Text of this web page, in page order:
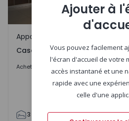
Casal de São Brás, Amadora
Appartement
Casal de São Brás, Amadora
Acheter 369.000 €
3 2 85 90
Ajouter à
Vous pouvez facilement
l'écran d'accueil de votre
accès instantané et une
rapide avec une
celle d'une